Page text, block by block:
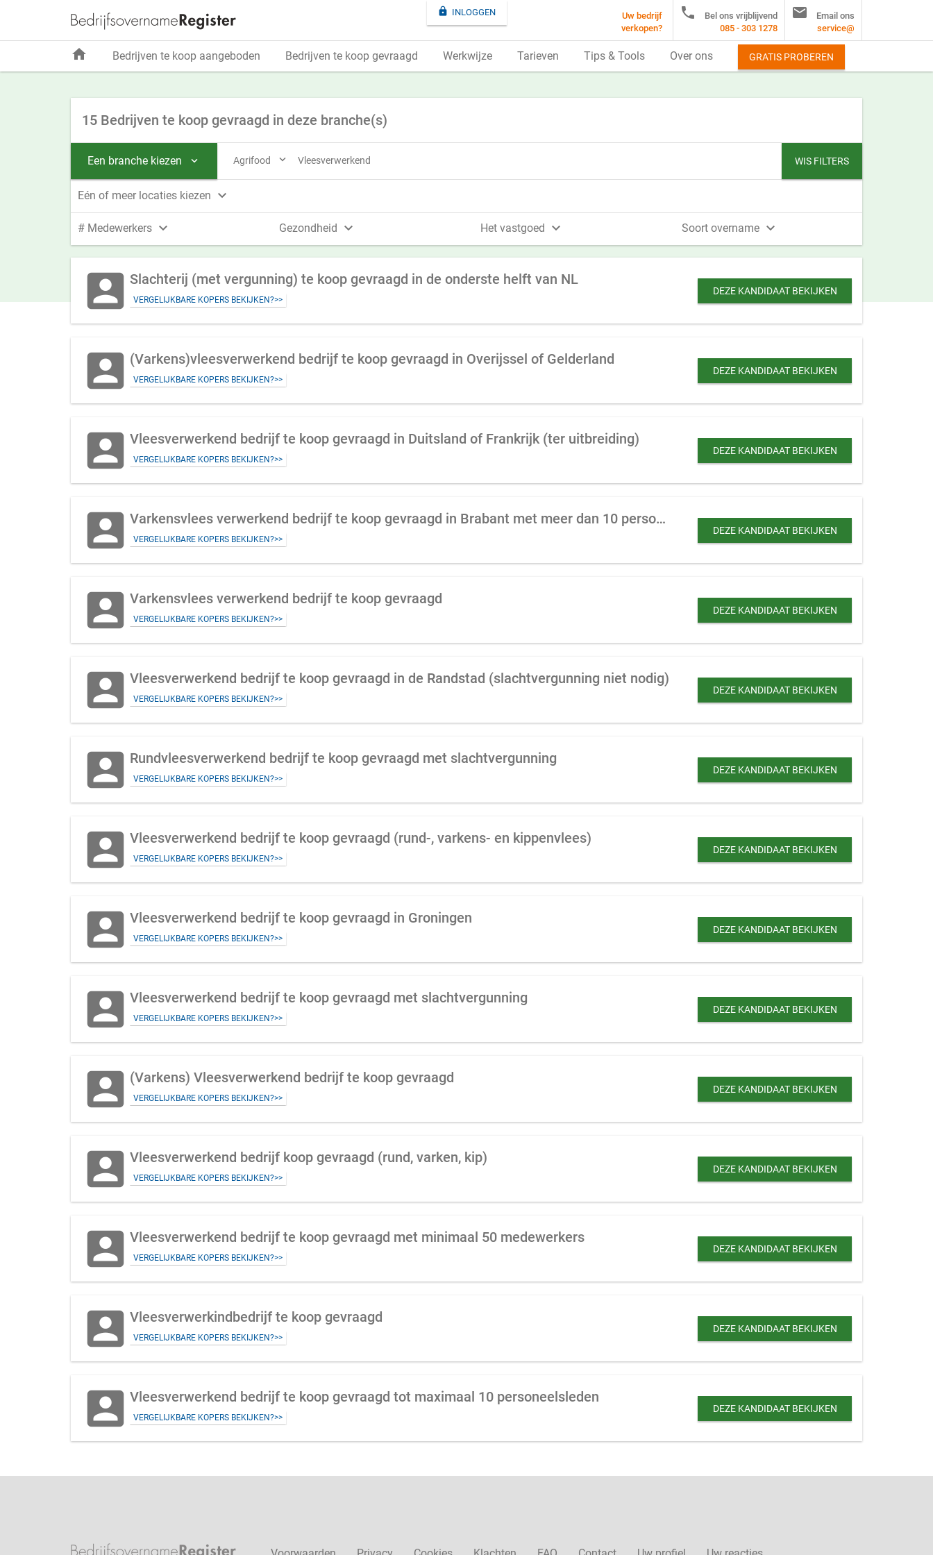
15 Bedrijven te koop gevraagd in deze branche(s)
Een branche kiezen  Agrifood  Vleesverwerkend
Eén of meer locaties kiezen 
# Medewerkers  Gezondheid  Het vastgoed  Soort overname 
WIS FILTERS
account_box Slachterij (met vergunning) te koop gevraagd in de onderste helft van NL
VERGELIJKBARE KOPERS BEKIJKEN?>>
DEZE KANDIDAAT BEKIJKEN
account_box (Varkens)vleesverwerkend bedrijf te koop gevraagd in Overijssel of Gelderland
VERGELIJKBARE KOPERS BEKIJKEN?>>
DEZE KANDIDAAT BEKIJKEN
account_box Vleesverwerkend bedrijf te koop gevraagd in Duitsland of Frankrijk (ter uitbreiding)
VERGELIJKBARE KOPERS BEKIJKEN?>>
DEZE KANDIDAAT BEKIJKEN
account_box Varkensvlees verwerkend bedrijf te koop gevraagd in Brabant met meer dan 10 personeelsleden
VERGELIJKBARE KOPERS BEKIJKEN?>>
DEZE KANDIDAAT BEKIJKEN
account_box Varkensvlees verwerkend bedrijf te koop gevraagd
VERGELIJKBARE KOPERS BEKIJKEN?>>
DEZE KANDIDAAT BEKIJKEN
account_box Vleesverwerkend bedrijf te koop gevraagd in de Randstad (slachtvergunning niet nodig)
VERGELIJKBARE KOPERS BEKIJKEN?>>
DEZE KANDIDAAT BEKIJKEN
account_box Rundvleesverwerkend bedrijf te koop gevraagd met slachtvergunning
VERGELIJKBARE KOPERS BEKIJKEN?>>
DEZE KANDIDAAT BEKIJKEN
account_box Vleesverwerkend bedrijf te koop gevraagd (rund-, varkens- en kippenvlees)
VERGELIJKBARE KOPERS BEKIJKEN?>>
DEZE KANDIDAAT BEKIJKEN
account_box Vleesverwerkend bedrijf te koop gevraagd in Groningen
VERGELIJKBARE KOPERS BEKIJKEN?>>
DEZE KANDIDAAT BEKIJKEN
account_box Vleesverwerkend bedrijf te koop gevraagd met slachtvergunning
VERGELIJKBARE KOPERS BEKIJKEN?>>
DEZE KANDIDAAT BEKIJKEN
account_box (Varkens) Vleesverwerkend bedrijf te koop gevraagd
VERGELIJKBARE KOPERS BEKIJKEN?>>
DEZE KANDIDAAT BEKIJKEN
account_box Vleesverwerkend bedrijf koop gevraagd (rund, varken, kip)
VERGELIJKBARE KOPERS BEKIJKEN?>>
DEZE KANDIDAAT BEKIJKEN
account_box Vleesverwerkend bedrijf te koop gevraagd met minimaal 50 medewerkers
VERGELIJKBARE KOPERS BEKIJKEN?>>
DEZE KANDIDAAT BEKIJKEN
account_box Vleesverwerkindbedrijf te koop gevraagd
VERGELIJKBARE KOPERS BEKIJKEN?>>
DEZE KANDIDAAT BEKIJKEN
account_box Vleesverwerkend bedrijf te koop gevraagd tot maximaal 10 personeelsleden
VERGELIJKBARE KOPERS BEKIJKEN?>>
DEZE KANDIDAAT BEKIJKEN
 INLOGGEN
Uw bedrijf
verkopen?

Bel ons vrijblijvend
085 - 303 1278

Email ons
service@
home Bedrijven te koop aangeboden Bedrijven te koop gevraagd Werkwijze Tarieven Tips & Tools Over ons GRATIS PROBEREN